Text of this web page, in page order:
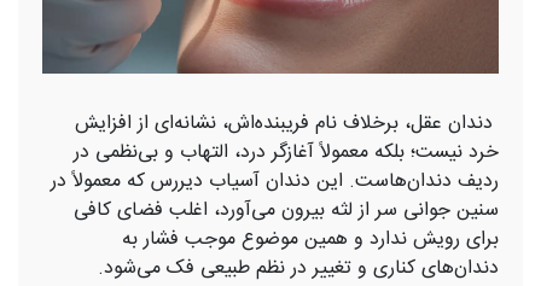
دندان عقل، برخلاف نام فریبنده‌اش، نشانه‌ای از افزایش
خرد نیست؛ بلکه معمولاً آغازگر درد، التهاب و بی‌نظمی در
ردیف دندان‌هاست. این دندان آسیاب دیررس که معمولاً در
سنین جوانی سر از لثه بیرون می‌آورد، اغلب فضای کافی
برای رویش ندارد و همین موضوع موجب فشار به
دندان‌های کناری و تغییر در نظم طبیعی فک می‌شود.